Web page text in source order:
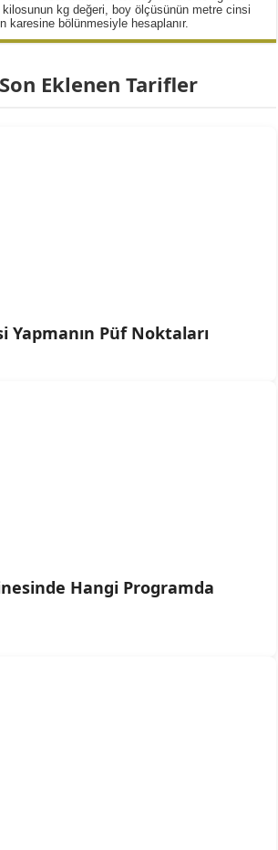
kilosunun kg değeri, boy ölçüsünün metre cinsi
karesine bölünmesiyle hesaplanır.
Eklenen Tarifler
Yapmanın Püf Noktaları
Hangi Programda